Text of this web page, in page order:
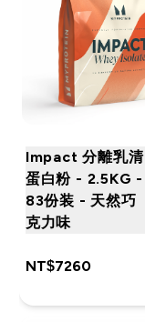
Impact 分離乳清
蛋白粉 - 2.5KG -
83份装 - 天然巧
克力味
NT$7260‎